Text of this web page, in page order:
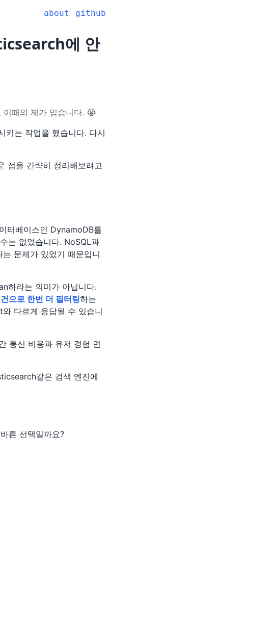
about github
에 안
이때의 제가 밉습니다. 😭
키는 작업을 했습니다. 다시
점을 간략히 정리해보려고
터베이스인 DynamoDB를
는 없었습니다. NoSQL과
문제가 있었기 때문입니
하라는 의미가 아닙니다.
으로 한번 더 필터링하는
다르게 응답될 수 있습니
통신 비용과 유저 경험 면
같은 검색 엔진에
른 선택일까요?